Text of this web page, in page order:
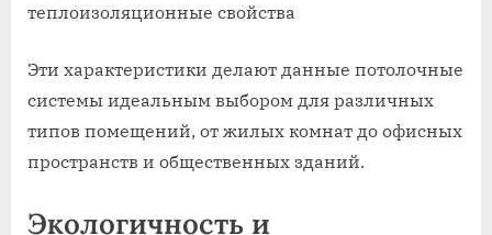
теплоизоляционные свойства
Эти характеристики делают данные потолочные
системы идеальным выбором для различных
типов помещений, от жилых комнат до офисных
пространств и общественных зданий.
Экологичность и